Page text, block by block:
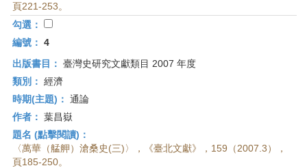
頁221-253。
勾選：
編號： 4
出版書目： 臺灣史研究文獻類目 2007 年度
類別： 經濟
時期(主題)： 通論
作者： 葉昌嶽
題名 (點擊閱讀)：
〈萬華（艋舺）滄桑史(三)〉，《臺北文獻》，159（2007.3），
頁185-250。